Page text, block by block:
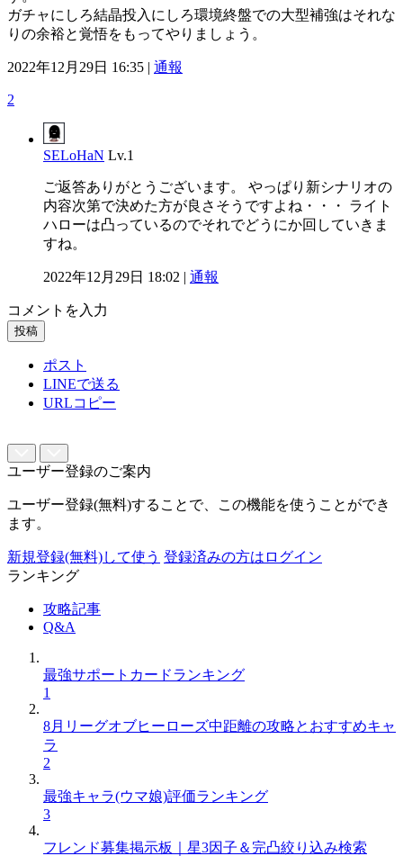
ガチャにしろ結晶投入にしろ環境終盤での大型補強はそれな
りの余裕と覚悟をもってやりましょう。
2022年12月29日 16:35 | 通報
2
SELoHaN Lv.1
ご返答ありがとうございます。 やっぱり新シナリオの
内容次第で決めた方が良さそうですよね・・・ ライト
ハローは凸っているのでそれでどうにか回していきま
すね。
2022年12月29日 18:02 | 通報
コメントを入力
投稿
ポスト
LINEで送る
URLコピー
ユーザー登録のご案内
ユーザー登録(無料)することで、この機能を使うことができ
ます。
新規登録(無料)して使う 登録済みの方はログイン
ランキング
攻略記事
Q&A
最強サポートカードランキング
1
8月リーグオブヒーローズ中距離の攻略とおすすめキャ
ラ
2
最強キャラ(ウマ娘)評価ランキング
3
フレンド募集掲示板｜星3因子＆完凸絞り込み検索